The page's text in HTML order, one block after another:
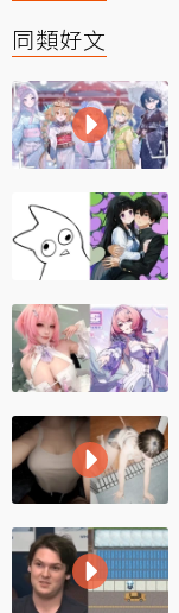
同類好文